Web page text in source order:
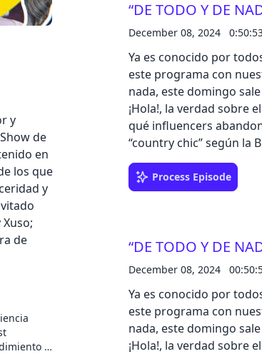
y
de
en
los que
y
de
y
IKEA. Y si aún no has
un vistazo a nuestro
sumaremos 100€ cada
través de nuestras
“DE TODO Y DE
December 08, 2024
Ya es conocido por
este programa con
nada, este domingo
¡Hola!, la verdad sobre
qué influencers
“country chic” según la
menudas tres patas
LA RESPUESTA QUE
IKEA Family, por cada
qué esperas?! Además,
al final de temporada a
Process Episode
“DE TODO Y DE
December 08, 2024
Ya es conocido por
este programa con
nada, este domingo
¡Hola!, la verdad sobre